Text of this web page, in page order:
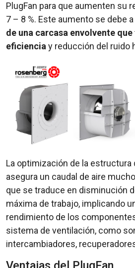
PlugFan para que aumenten su
7 – 8 %. Este aumento se debe a
de una carcasa envolvente
eficiencia y reducción del ruido
La optimización de la estructura
asegura un caudal de aire
que se traduce en disminución
máxima de trabajo, implicando
rendimiento de los
sistema de ventilación, como
intercambiadores,